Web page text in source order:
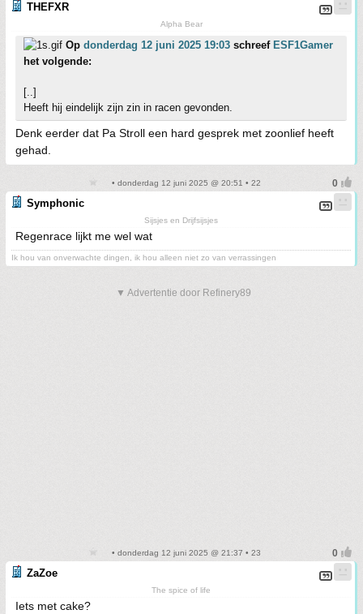
THEFXR
Alpha Bear
Op donderdag 12 juni 2025 19:03 schreef ESF1Gamer
het volgende:
[..]
Heeft hij eindelijk zijn zin in racen gevonden.
Denk eerder dat Pa Stroll een hard gesprek met zoonlief heeft
gehad.
• donderdag 12 juni 2025 @ 20:51 • 22
Symphonic
Sijsjes en Drijfsijsjes
Regenrace lijkt me wel wat
Ik hou van onverwachte dingen, ik hou alleen niet zo van verrassingen
▼ Advertentie door Refinery89
• donderdag 12 juni 2025 @ 21:37 • 23
ZaZoe
The spice of life
Iets met cake?